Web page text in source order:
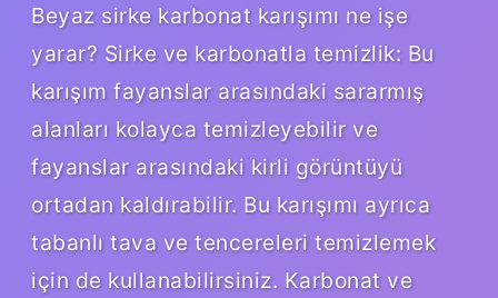
Beyaz sirke karbonat karışımı ne işe
yarar? Sirke ve karbonatla temizlik: Bu
karışım fayanslar arasındaki sararmış
alanları kolayca temizleyebilir ve
fayanslar arasındaki kirli görüntüyü
ortadan kaldırabilir. Bu karışımı ayrıca
tabanlı tava ve tencereleri temizlemek
için de kullanabilirsiniz. Karbonat ve